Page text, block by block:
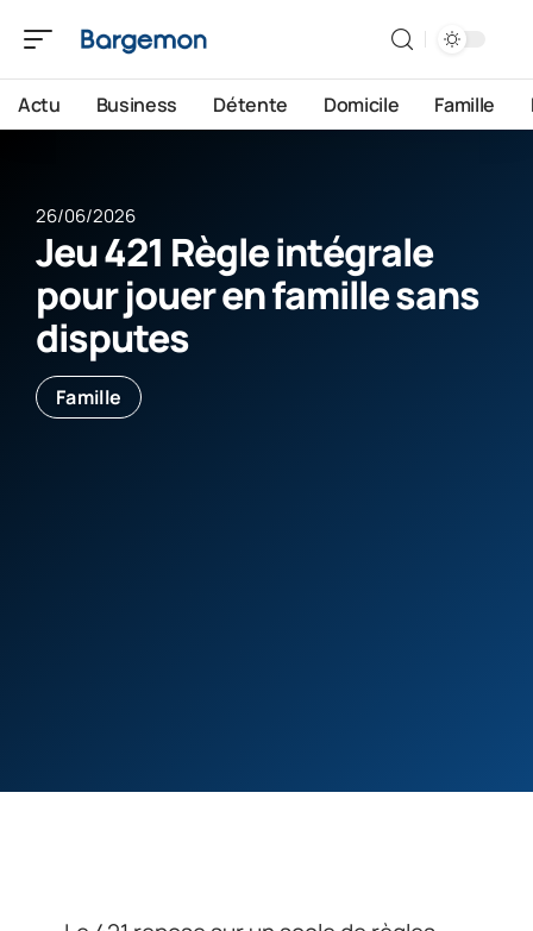
Actu Business Détente Domicile Famille
26/06/2026
Jeu 421 Règle intégrale
pour jouer en famille sans
disputes
Famille